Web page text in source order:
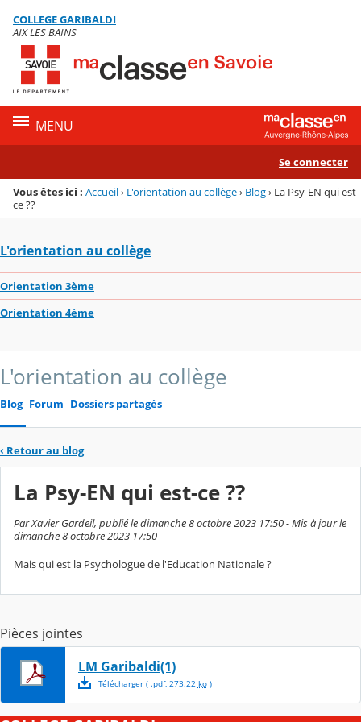
Menu de la rubrique
Contenu
COLLEGE GARIBALDI
AIX LES BAINS
MENU
Se connecter
Vous êtes ici : Accueil› L'orientation au collège› Blog› La Psy-EN qui est-
ce ??
L'orientation au collège
Orientation 3ème
Orientation 4ème
L'orientation au collège
Blog Forum Dossiers partagés
‹ Retour au blog
La Psy-EN qui est-ce ??
Par Xavier Gardeil, publié le dimanche 8 octobre 2023 17:50 - Mis à jour le
dimanche 8 octobre 2023 17:50
Mais qui est la Psychologue de l'Education Nationale ?
Pièces jointes
LM Garibaldi(1)
Télécharger( .pdf, 273.22 ko)